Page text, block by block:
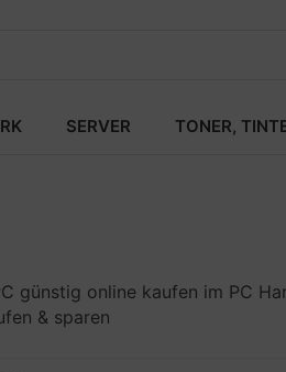
SERVER TONER,
günstig online kaufen im PC
& sparen